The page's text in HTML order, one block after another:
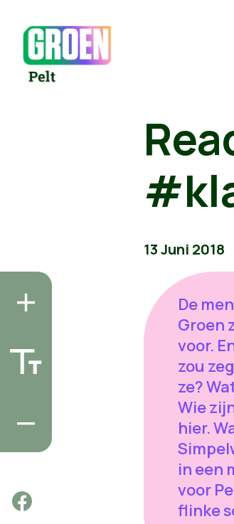
13 Juni 2018
De
Groen
voor.
zou
ze?
Wie
hier.
in een
voor
flinke